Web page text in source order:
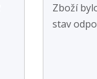
Zboží
stav